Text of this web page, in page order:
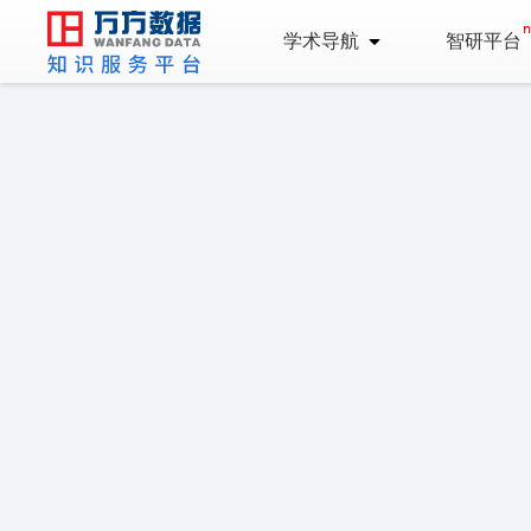
学术导航 智研平台